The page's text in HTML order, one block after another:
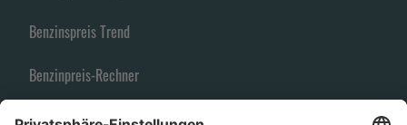
Benzinspreis Trend
Benzinpreis-Rechner
Spritpreise